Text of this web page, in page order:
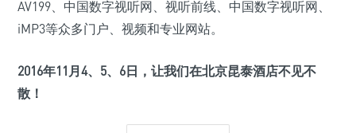
AV199、中国数字视听网、视听前线、中国数字视听网、
iMP3等众多门户、视频和专业网站。
2016年11月4、5、6日，让我们在北京昆泰酒店不见不
散！